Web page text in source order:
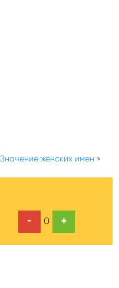
Значение женских имен »
- 0 +